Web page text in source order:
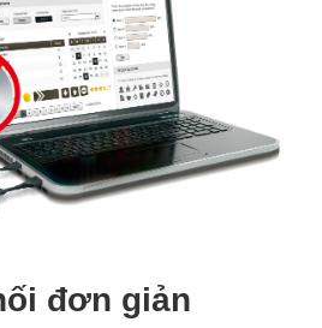
đơn giản